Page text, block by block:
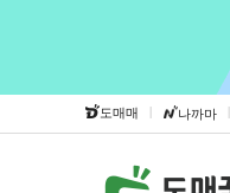
도매매 | 나까마 |